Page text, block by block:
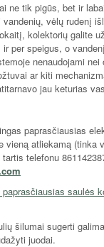
ne tik pigūs, bet ir
vėlų rudenį
kolektorių galite
per speigus, o
nenaudojami nei
ar kiti
jau keturias
paprasčiausias
vieną atliekamą (tinka
telefonu
saulės
šilumai sugerti
juodai.